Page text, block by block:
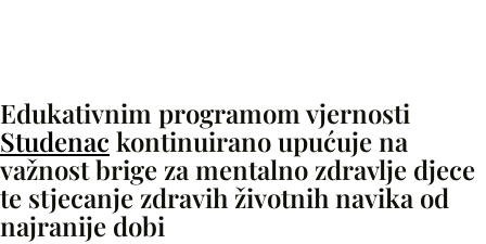
Edukativnim programom vjernosti
Studenac kontinuirano upućuje na
važnost brige za mentalno zdravlje djece
te stjecanje zdravih životnih navika od
najranije dobi